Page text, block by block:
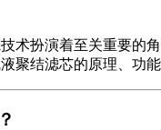
术扮演着至关重要的
聚结滤芯的原理、功